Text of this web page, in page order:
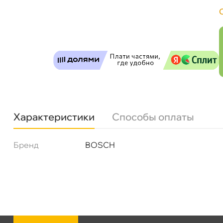
Характеристики Способы оплаты
Бренд BOSCH
Бесплатная
ул. Салова, д. 30
Пн-Пт 09.30 - 19.00Сб-Вс10.00 - 19.00